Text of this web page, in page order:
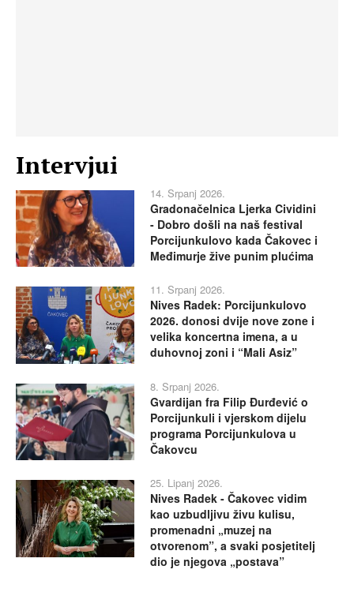
Intervjui
14. Srpanj 2026.
Gradonačelnica Ljerka Cividini
- Dobro došli na naš festival
Porcijunkulovo kada Čakovec i
Međimurje žive punim plućima
11. Srpanj 2026.
Nives Radek: Porcijunkulovo
2026. donosi dvije nove zone i
velika koncertna imena, a u
duhovnoj zoni i “Mali Asiz”
8. Srpanj 2026.
Gvardijan fra Filip Đurđević o
Porcijunkuli i vjerskom dijelu
programa Porcijunkulova u
Čakovcu
25. Lipanj 2026.
Nives Radek - Čakovec vidim
kao uzbudljivu živu kulisu,
promenadni „muzej na
otvorenom”, a svaki posjetitelj
dio je njegova „postava”